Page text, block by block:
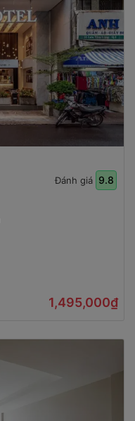
Đánh giá 9.8
1,495,000₫